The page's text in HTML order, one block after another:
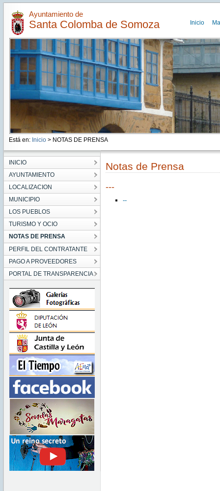
Ayuntamiento de
Santa Colomba de Somoza Inicio
Está en: Inicio > NOTAS DE PRENSA
INICIO
AYUNTAMIENTO
LOCALIZACION
MUNICIPIO
LOS PUEBLOS
TURISMO Y OCIO
NOTAS DE PRENSA
PERFIL DEL CONTRATANTE
PAGO A PROVEEDORES
PORTAL DE TRANSPARENCIA
Notas de Prensa
---
--